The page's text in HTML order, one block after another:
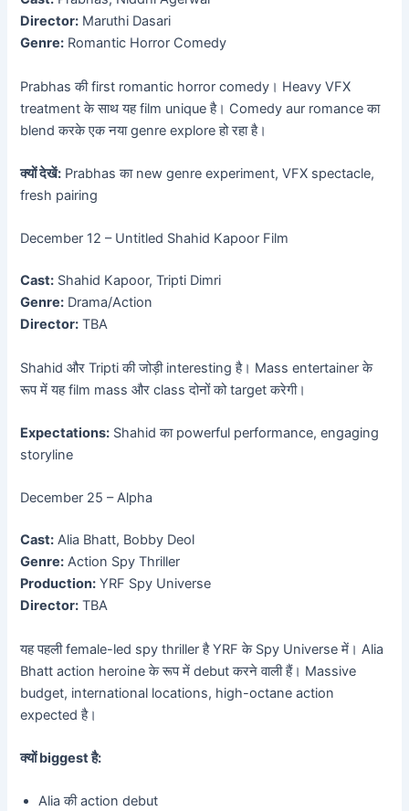
Director: Maruthi Dasari
Genre: Romantic Horror Comedy
Prabhas की first romantic horror comedy। Heavy VFX
treatment के साथ यह film unique है। Comedy aur romance का
blend करके एक नया genre explore हो रहा है।
क्यों देखें: Prabhas का new genre experiment, VFX spectacle,
fresh pairing
December 12 – Untitled Shahid Kapoor Film
Cast: Shahid Kapoor, Tripti Dimri
Genre: Drama/Action
Director: TBA
Shahid और Tripti की जोड़ी interesting है। Mass entertainer के
रूप में यह film mass और class दोनों को target करेगी।
Expectations: Shahid का powerful performance, engaging
storyline
December 25 – Alpha
Cast: Alia Bhatt, Bobby Deol
Genre: Action Spy Thriller
Production: YRF Spy Universe
Director: TBA
यह पहली female-led spy thriller है YRF के Spy Universe में। Alia
Bhatt action heroine के रूप में debut करने वाली हैं। Massive
budget, international locations, high-octane action
expected है।
क्यों biggest है:
Alia की action debut